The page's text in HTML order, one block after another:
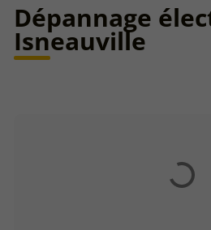
Dépannage
Isneauville